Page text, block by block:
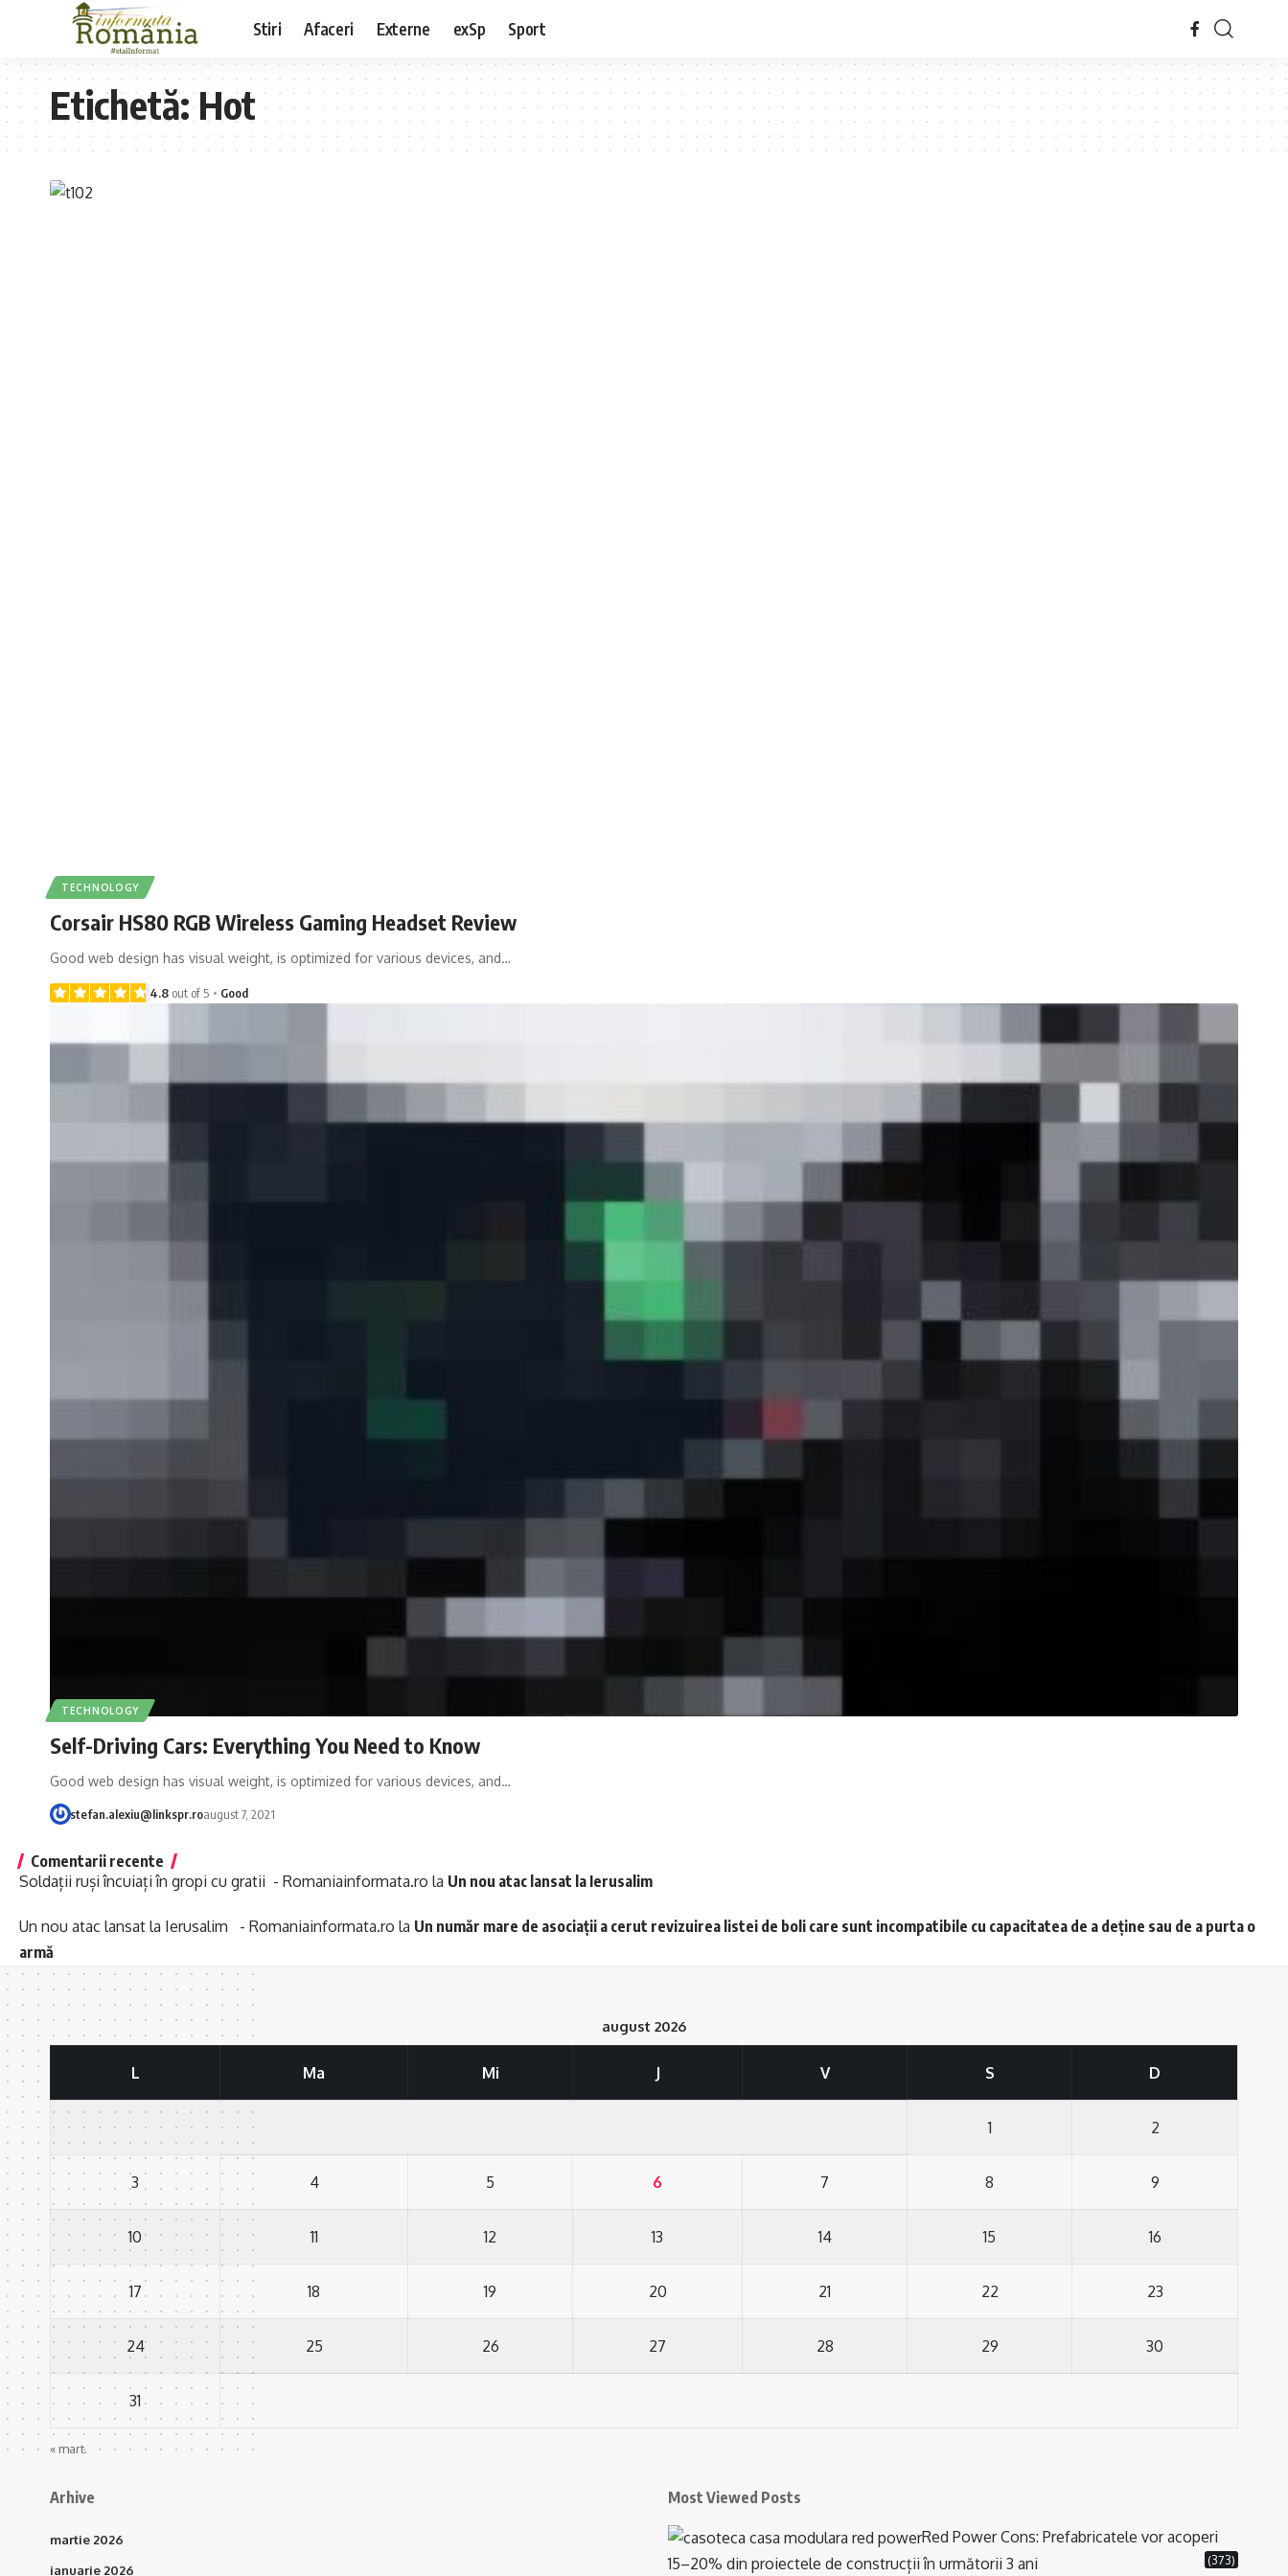
Stiri Afaceri Externe exSp Sport
Etichetă:Hot
TECHNOLOGY
Corsair HS80 RGB Wireless Gaming Headset Review
Good web design has visual weight, is optimized for various devices, and…
4.8 out of 5 Good
TECHNOLOGY
Self-Driving Cars: Everything You Need to Know
Good web design has visual weight, is optimized for various devices, and…
stefan.alexiu@linkspr.roaugust 7, 2021
Comentarii recente
Soldații ruși încuiați în gropi cu gratii - Romaniainformata.ro la Un nou atac lansat la Ierusalim
Un nou atac lansat la Ierusalim - Romaniainformata.ro la Un număr mare de asociații a cerut revizuirea listei de boli care sunt incompatibile cu capacitatea de a deține sau de a purta o
armă
august 2026
L Ma Mi J V S D
1 2
3 4 5 6 7 8 9
10 11 12 13 14 15 16
17 18 19 20 21 22 23
24 25 26 27 28 29 30
31
« mart.
Arhive
martie 2026
ianuarie 2026
Most Viewed Posts
Red Power Cons: Prefabricatele vor acoperi
15–20% din proiectele de construcții în următorii 3 ani
(373)